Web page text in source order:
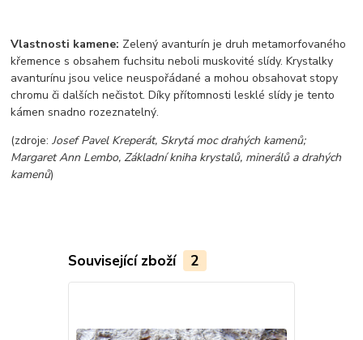
Vlastnosti kamene: Zelený avanturín je druh metamorfovaného
křemence s obsahem fuchsitu neboli muskovité slídy. Krystalky
avanturínu jsou velice neuspořádané a mohou obsahovat stopy
chromu či dalších nečistot. Díky přítomnosti lesklé slídy je tento
kámen snadno rozeznatelný.
(zdroje:Josef Pavel Kreperát, Skrytá moc drahých kamenů;
Margaret Ann Lembo, Základní kniha krystalů, minerálů a drahých
kamenů)
Související zboží 2